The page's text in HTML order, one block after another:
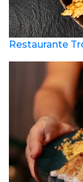
Restaurante